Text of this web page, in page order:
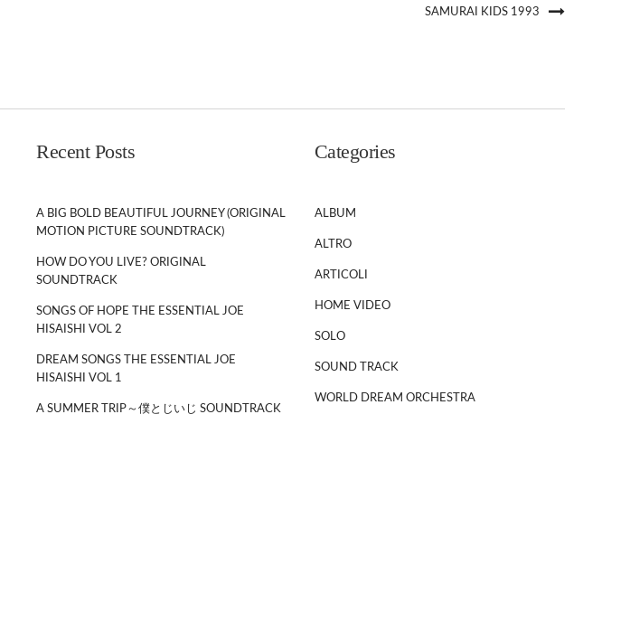
SAMURAI KIDS 1993
Recent Posts
A BIG BOLD BEAUTIFUL JOURNEY (ORIGINAL
MOTION PICTURE SOUNDTRACK)
HOW DO YOU LIVE? ORIGINAL
SOUNDTRACK
SONGS OF HOPE THE ESSENTIAL JOE
HISAISHI VOL 2
DREAM SONGS THE ESSENTIAL JOE
HISAISHI VOL 1
A SUMMER TRIP～僕とじいじ SOUNDTRACK
Categories
ALBUM
ALTRO
ARTICOLI
HOME VIDEO
SOLO
SOUND TRACK
WORLD DREAM ORCHESTRA